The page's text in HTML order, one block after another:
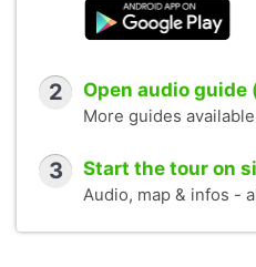
2 Open audio
More guides available
3 Start the tour on
Audio, map & infos -